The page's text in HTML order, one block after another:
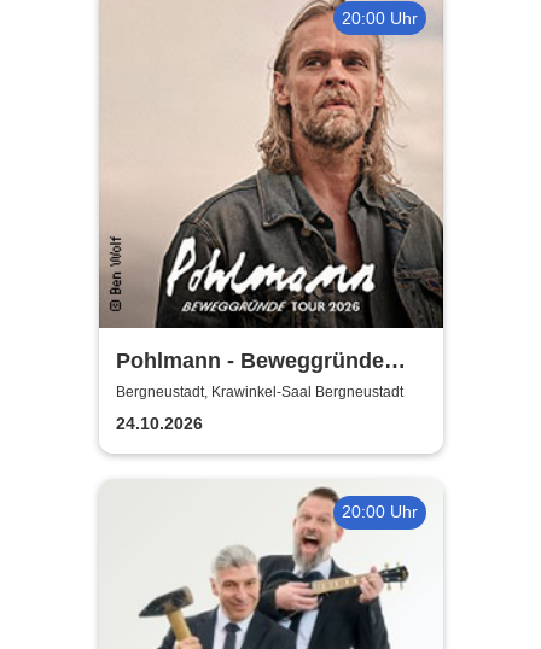
20:00 Uhr
Pohlmann - Beweggründe
Tour 2026
Bergneustadt, Krawinkel-Saal Bergneustadt
24.10.2026
20:00 Uhr